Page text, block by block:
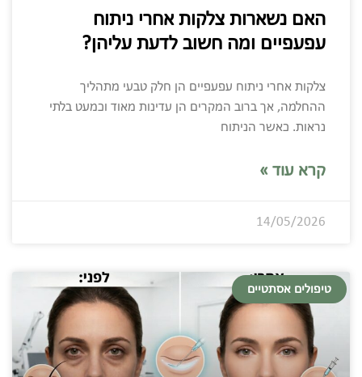
האם נשארות צלקות אחרי ניתוח
עפעפיים ומה חשוב לדעת עליהן?
צלקות אחרי ניתוח עפעפיים הן חלק טבעי מתהליך
ההחלמה, אך ברוב המקרים הן עדינות מאוד וכמעט בלתי
נראות. כאשר הניתוח
קרא עוד »
14/05/2026
טיפולים אסתטיים